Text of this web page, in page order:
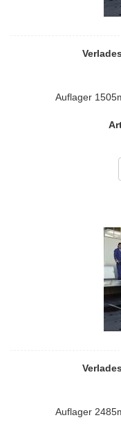
Auflager
Auflager